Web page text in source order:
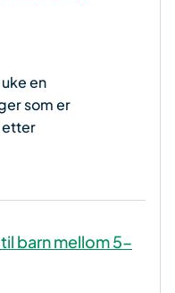
en
som er
etter
barn mellom 5-